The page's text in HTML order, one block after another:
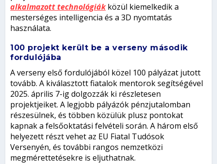
alkalmazott technológiákközül kiemelkedik a
mesterséges intelligencia és a 3D nyomtatás
használata.
100 projekt került be a verseny második
fordulójába
A verseny első fordulójából közel 100 pályázat jutott
tovább. A kiválasztott fiatalok mentorok segítségével
2025. április 7-ig dolgozzák ki részletesen
projektjeiket. A legjobb pályázók pénzjutalomban
részesülnek, és többen közülük plusz pontokat
kapnak a felsőoktatási felvételi során. A három első
helyezett részt vehet az EU Fiatal Tudósok
Versenyén, és további rangos nemzetközi
megmérettetésekre is eljuthatnak.